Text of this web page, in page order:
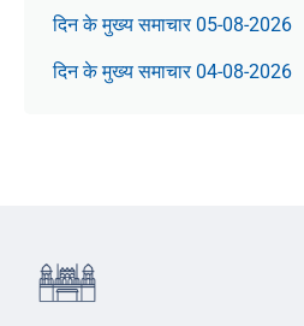
दिन के मुख्य समाचार 05-08-2026
दिन के मुख्य समाचार 04-08-2026